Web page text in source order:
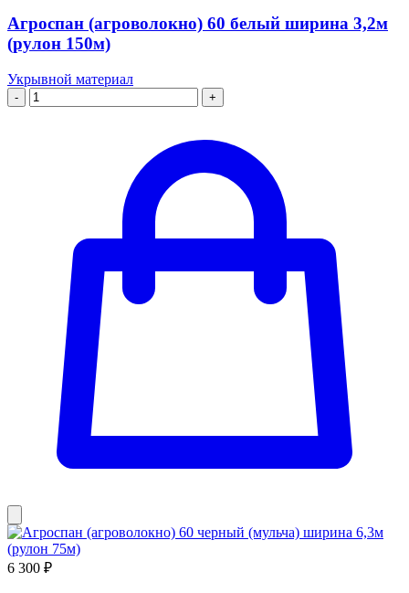
Агроспан (агроволокно) 60 белый ширина 3,2м
(рулон 150м)
Укрывной материал
- +
6 300 ₽